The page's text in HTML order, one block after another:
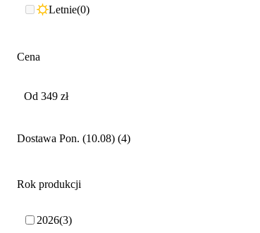
Letnie 0
Cena
Dostawa Pon. (10.08) 4
Rok produkcji
2026 3